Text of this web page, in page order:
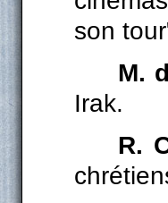
son
M.
Irak.
R.